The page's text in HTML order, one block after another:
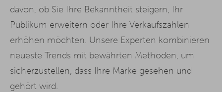
davon, ob Sie Ihre Bekanntheit steigern, Ihr
Publikum erweitern oder Ihre Verkaufszahlen
erhöhen möchten. Unsere Experten kombinieren
neueste Trends mit bewährten Methoden, um
sicherzustellen, dass Ihre Marke gesehen und
gehört wird.